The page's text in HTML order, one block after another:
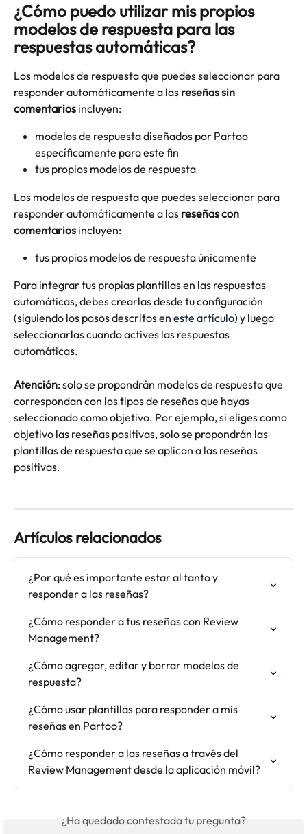
¿Cómo puedo utilizar mis propios
modelos de respuesta para las
respuestas automáticas?
Los modelos de respuesta que puedes seleccionar para
responder automáticamente a las reseñas sin
comentarios incluyen:
modelos de respuesta diseñados por Partoo
específicamente para este fin
tus propios modelos de respuesta
Los modelos de respuesta que puedes seleccionar para
responder automáticamente a las reseñas con
comentarios incluyen:
tus propios modelos de respuesta únicamente
Para integrar tus propias plantillas en las respuestas
automáticas, debes crearlas desde tu configuración
(siguiendo los pasos descritos en este artículo) y luego
seleccionarlas cuando actives las respuestas
automáticas.
Atención: solo se propondrán modelos de respuesta que
correspondan con los tipos de reseñas que hayas
seleccionado como objetivo. Por ejemplo, si eliges como
objetivo las reseñas positivas, solo se propondrán las
plantillas de respuesta que se aplican a las reseñas
positivas.
Artículos relacionados
¿Por qué es importante estar al tanto y
responder a las reseñas?
¿Cómo responder a tus reseñas con Review
Management?
¿Cómo agregar, editar y borrar modelos de
respuesta?
¿Cómo usar plantillas para responder a mis
reseñas en Partoo?
¿Cómo responder a las reseñas a través del
Review Management desde la aplicación móvil?
¿Ha quedado contestada tu pregunta?